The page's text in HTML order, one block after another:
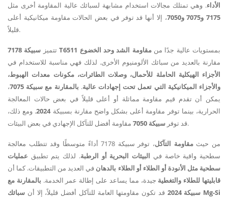
الأداء. وهي تمتلك مجالات استخدام مشابهة لسبائك عالية المقاومة أخرى مثل
7175 و7075 و7050
، إلا أنها قد توفر في بعض الحالات مقاومة ميكانيكية أعلى
قليلاً.
تتميز سبيكة 7178 T6511 بمستويات عالية جدًا منمقاومة الشد وحد الخضوع
مقارنة بالعديد من سبائك الألومنيوم الأخرى. لذلك فهي مناسبة للاستخدام في
الأجزاء الهيكلية الحاملة للأحمال، وصلات الطائرات، مكونات معدات الهبوط،
والأجزاء الميكانيكية التي تعمل تحت إجهادات عالية. بالمقارنة مع سبيكة 7075
،
يمكن أن تقدم قيم مقاومة مماثلة أو أعلى قليلاً في بعض حالات المعالجة
الحرارية، بينما توفر مقاومة أعلى بشكل واضح مقارنة بسبيكة2024. ومع ذلك،
قد توفر سبيكة 7050 مقاومة أفضل للتآكل الإجهادي في بعض البيئات.
من حيثمقاومة التآكل
، توفر سبيكة 7178 أداءً متوسطًا وقد تتطلب معالجة
سطحية واقية خاصة في البيئات البحرية أو الرطبة. لذلك يتم تطبيق عمليات
سطحية مثل الأنودة أو الطلاء أو الطلاء بالدهان في العديد من التطبيقات. كما أن
قابليتها للطلاء والتغطية جيدة، مما يساعد على إطالة عمر الخدمة. بالمقارنة مع
سبيكة 2024
قد تكون مقاومتها العامة للتآكل أفضل قليلاً، إلا أن سبائك Mg-Si